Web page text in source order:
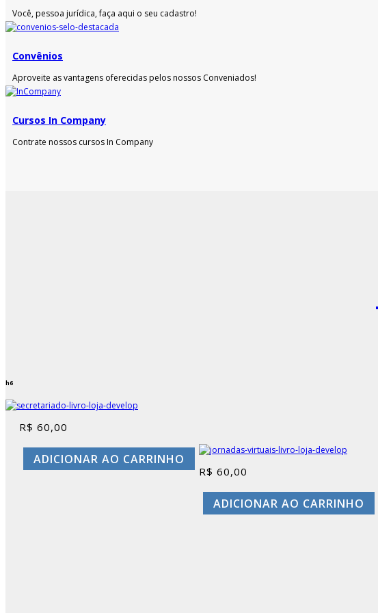
Você, pessoa jurídica, faça aqui o seu cadastro!
Convênios
Aproveite as vantagens oferecidas pelos nossos Conveniados!
Cursos In Company
Contrate nossos cursos In Company
h6
R$ 60,00
ADICIONAR AO CARRINHO
R$ 60,00
ADICIONAR AO CARRINHO